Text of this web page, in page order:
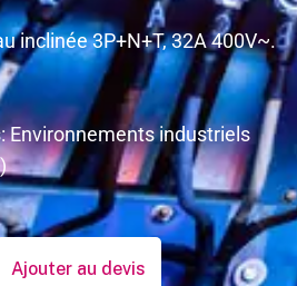
inclinée 3P+N+T, 32A 400V~.
Environnements industriels
Ajouter au devis